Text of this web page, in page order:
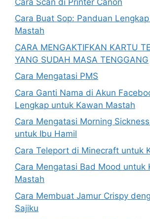
Cara Buat Sop: Panduan
Mastah
CARA MENGAKTIFKAN KARTU
YANG SUDAH MASA TENGGANG
Cara Mengatasi PMS
Cara Ganti Nama di Akun
Lengkap untuk Kawan Mastah
Cara Mengatasi Morning
untuk Ibu Hamil
Cara Teleport di Minecraft untuk
Cara Mengatasi Bad Mood untuk
Mastah
Cara Membuat Jamur Crispy
Sajiku